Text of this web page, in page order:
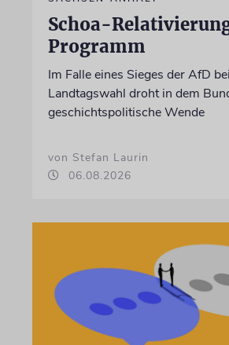
Schoa-
Programm
Im Falle eines Sieges der AfD
Landtagswahl droht in dem
geschichtspolitische Wende
von Stefan Laurin
06.08.2026